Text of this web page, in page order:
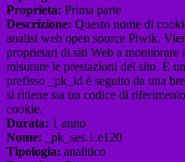
Proprieta: Prima parte
Descrizione: Questo nome di
analisi web open source Piwik.
proprietari di siti Web a monitorare
misurare le prestazioni del sito. È
prefisso _pk_id è seguito da una
si ritiene sia un codice di
cookie.
Durata: 1 anno
Nome: _pk_ses.1.e120
Tipologia: analitico